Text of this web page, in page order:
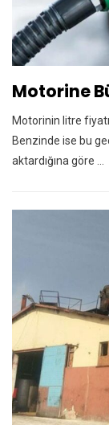
Motorine
Motorinin litre
Benzinde ise bu
aktardığına göre ...